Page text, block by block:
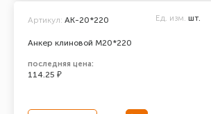
Анкер клиновой М20*220
Артикул: АК-20*220 Ед. изм. шт.
последняя цена:
114.25 ₽